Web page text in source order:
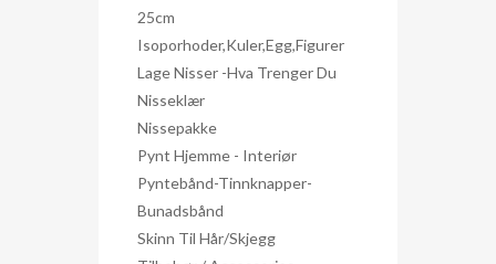
25cm
Isoporhoder,kuler,egg,figurer
Lage Nisser -hva Trenger Du
Nisseklær
Nissepakke
Pynt Hjemme - Interiør
Pyntebånd-Tinnknapper-
Bunadsbånd
Skinn Til Hår/skjegg